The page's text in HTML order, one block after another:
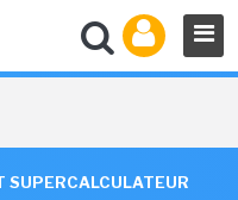
SUPERCALCULATEUR